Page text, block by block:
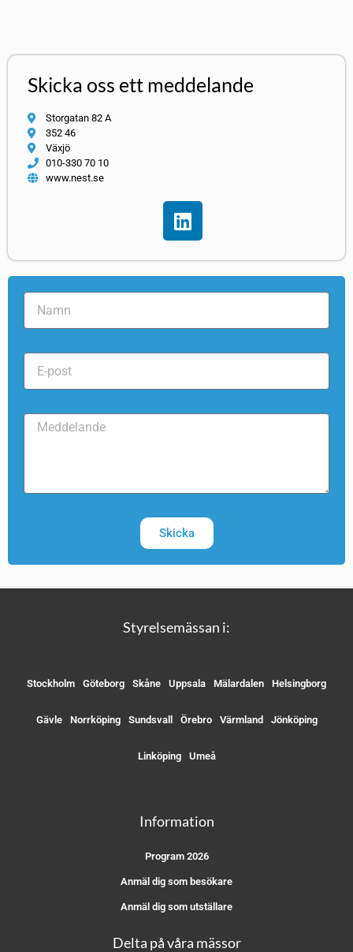
Skicka oss ett meddelande
Storgatan 82 A
352 46
Växjö
010-330 70 10
www.nest.se
Skicka
Styrelsemässan i:
Stockholm Göteborg Skåne Uppsala Mälardalen Helsingborg
Gävle Norrköping Sundsvall Örebro Värmland Jönköping
Linköping Umeå
Information
Program 2026
Anmäl dig som besökare
Anmäl dig som utställare
Delta på våra mässor